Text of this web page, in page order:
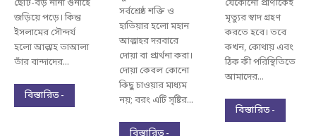
ছোট-বড় নানা গুনাহে
জড়িয়ে পড়ে। কিন্তু
ইসলামের সৌন্দর্য
হলো আল্লাহ তাআলা
তাঁর বান্দাদের...
বিস্তারিত -
সর্বশ্রেষ্ঠ শক্তি ও
হাতিয়ার হলো মহান
আল্লাহর দরবারে
দোয়া বা প্রার্থনা করা।
দোয়া কেবল কোনো
কিছু চাওয়ার মাধ্যম
নয়; বরং এটি সৃষ্টির...
যেকোনো প্রাণীকেই
মৃত্যুর স্বাদ গ্রহণ
করতে হবে। তবে
কখন, কোথায় এবং
ঠিক কী পরিস্থিতিতে
আমাদের...
বিস্তারিত -